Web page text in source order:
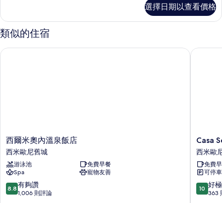
的
詳
情
選擇日期以查看價格
類似的住宿
西
爾
米
奧
內
溫
泉
西爾米奧內溫泉飯店
西米歐尼舊城
游泳池
免費早餐
Spa
寵物友善
8.8
分，
8.8 有夠讚
1,006 則評論
西爾米奧內溫泉飯店
Casa
Scaligeri
飯
店
西
米
歐
Casa
西米歐
免費
可停車
10.0
分，
10 好
363
Casa